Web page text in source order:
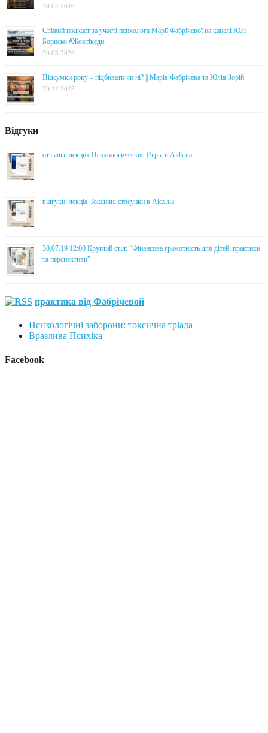
19.04.2026
Свіжий подкаст за участі психолога Марії Фабрічевої на каналі Юлі
Бориско #Жовтікеди
30.03.2026
Підсумки року – підбивати чи ні? || Марія Фабрічева та Юлія Зорій
29.12.2025
Відгуки
отзывы: лекция Психологические Игры в Aids.ua
відгуки: лекція Токсичні стосунки в Aids.ua
30.07.19 12:00 Круглий стіл: “Фінансова грамотність для дітей: практики
та перспективи”
практика від Фабрічевой
Психологічні заборони: токсична тріада
Вразлива Психіка
Facebook